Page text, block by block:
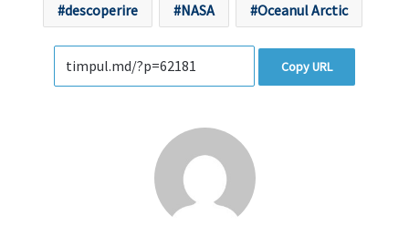
descoperire NASA Oceanul Arctic
Copy URL